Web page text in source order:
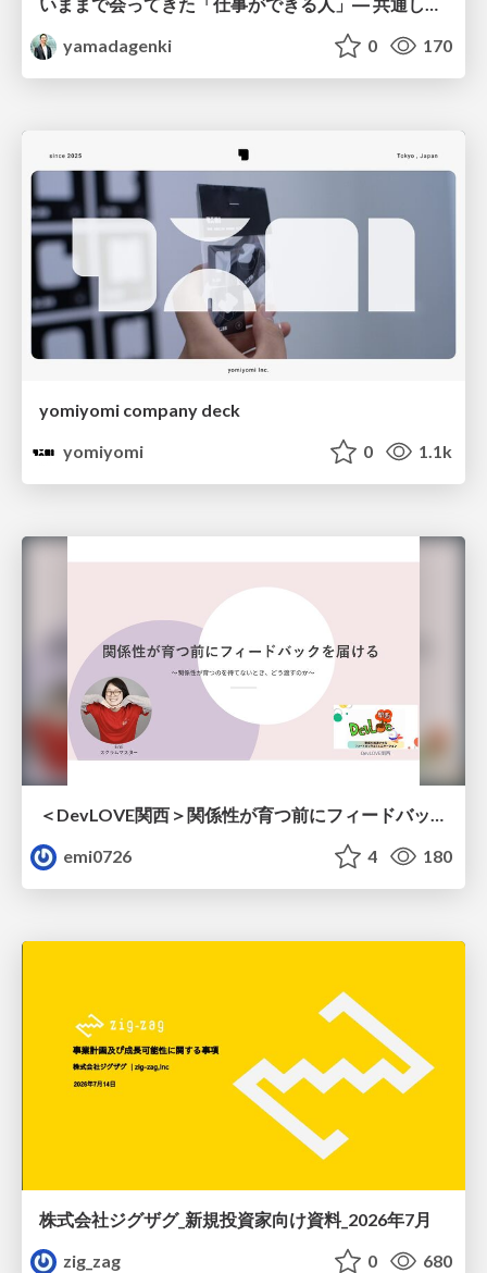
yamadagenki
0 170
yomiyomi company deck
yomiyomi
0 1.1k
＜DevLOVE関西＞関係性が育つ前にフィードバックを届ける ～関係性が育つのを待てないとき、どう渡すのか～
emi0726
4 180
株式会社ジグザグ_新規投資家向け資料_2026年7月
zig_zag
0 680